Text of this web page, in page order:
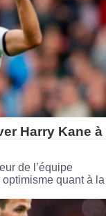
Harry Kane à
de l’équipe
quant à la